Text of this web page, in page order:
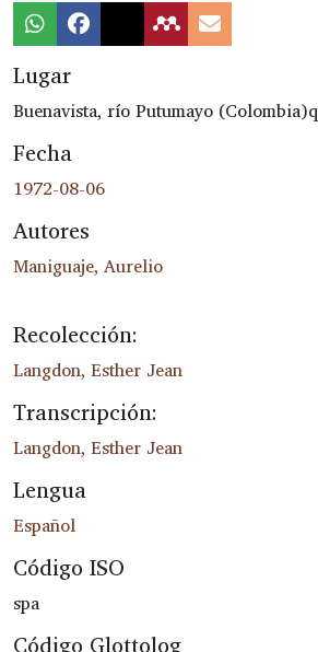
Lugar
Buenavista, río Putumayo (Colombia)q
Fecha
1972-08-06
Autores
Maniguaje, Aurelio
Recolección:
Langdon, Esther Jean
Transcripción:
Langdon, Esther Jean
Lengua
Español
Código ISO
spa